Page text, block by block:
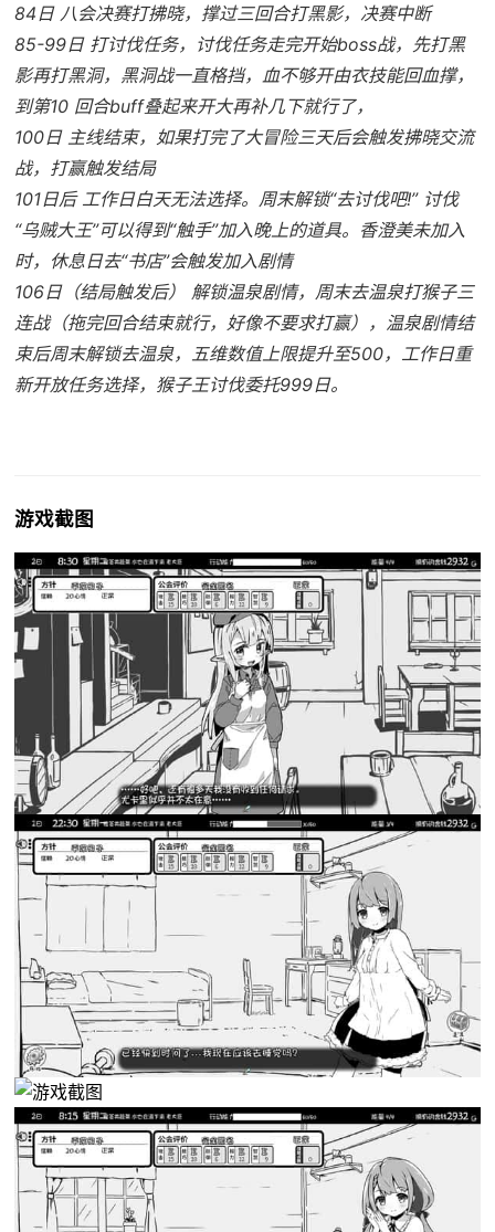
84日 八会决赛打拂晓，撑过三回合打黑影，决赛中断
85-99日 打讨伐任务，讨伐任务走完开始boss战，先打黑
影再打黑洞，黑洞战一直格挡，血不够开由衣技能回血撑，
到第10 回合buff叠起来开大再补几下就行了，
100日 主线结束，如果打完了大冒险三天后会触发拂晓交流
战，打赢触发结局
101日后 工作日白天无法选择。周末解锁“去讨伐吧!” 讨伐
“乌贼大王”可以得到“触手”加入晚上的道具。香澄美未加入
时，休息日去“书店”会触发加入剧情
106日（结局触发后） 解锁温泉剧情，周末去温泉打猴子三
连战（拖完回合结束就行，好像不要求打赢），温泉剧情结
束后周末解锁去温泉，五维数值上限提升至500，工作日重
新开放任务选择，猴子王讨伐委托999日。
游戏截图